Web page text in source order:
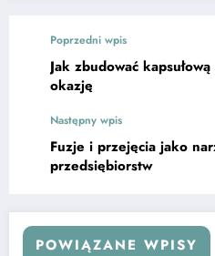
Poprzedni wpis
Jak zbudować
okazję
Następny wpis
Fuzje i przejęcia jako
przedsiębiorstw
POWIĄZANE WPISY